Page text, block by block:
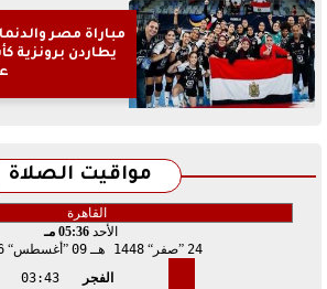
مباراة مصر
يطاردن برونزية
مواقيت الصلاة
الأحد05:36 مـ
24 صفر 1448 هـ 09 أغسطس
الفجر
03:43